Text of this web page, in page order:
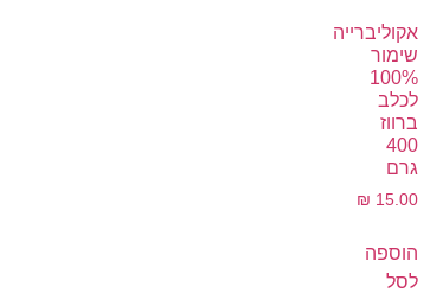
אקוליברייה
שימור
100%
לכלב
ברווז
400
גרם
₪ 15.00
הוספה
לסל